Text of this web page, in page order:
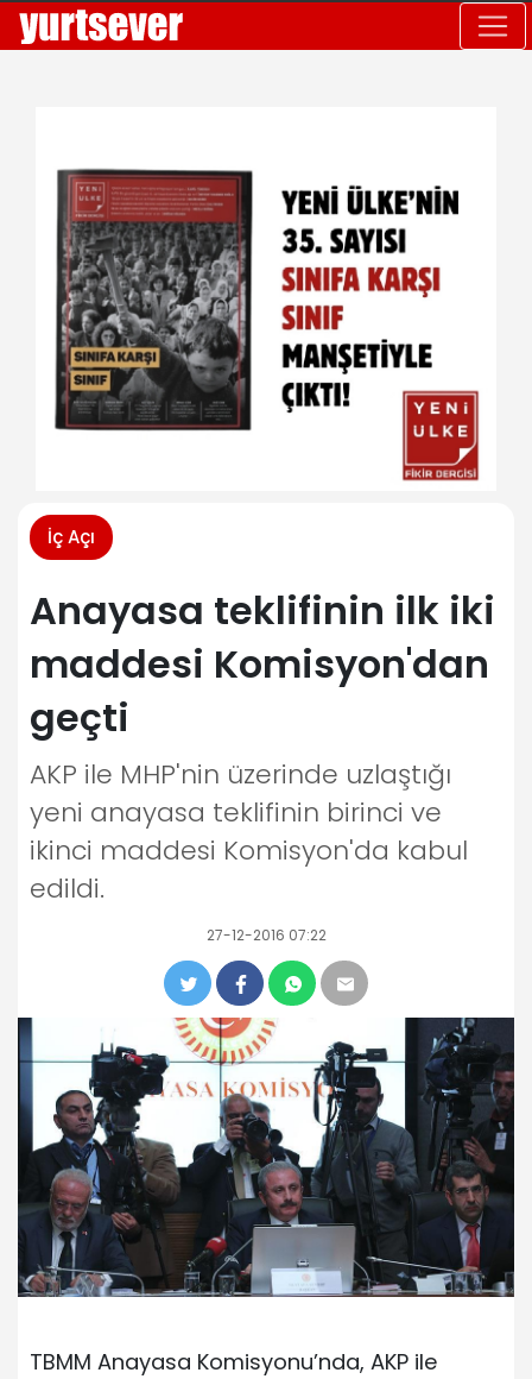
İç Açı
Anayasa teklifinin ilk iki
maddesi Komisyon'dan
geçti
AKP ile MHP'nin üzerinde uzlaştığı
yeni anayasa teklifinin birinci ve
ikinci maddesi Komisyon'da kabul
edildi.
27-12-2016 07:22
TBMM Anayasa Komisyonu’nda, AKP ile